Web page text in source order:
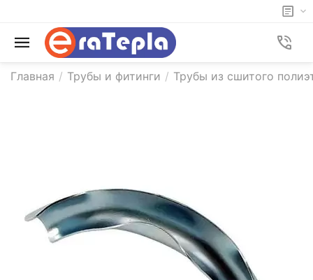
Главная / Трубы и фитинги / Трубы из сшитого